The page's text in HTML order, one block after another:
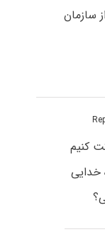
سازمان
کنیم
خدایی